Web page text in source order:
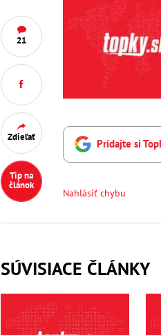
21
Zdieľať
Tip na
článok
Pridajte si
Nahlásiť chybu
SÚVISIACE ČLÁNKY